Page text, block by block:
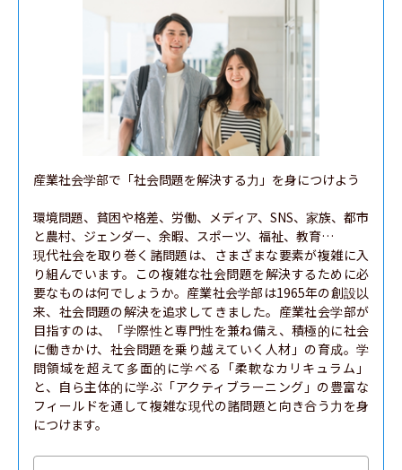
産業社会学部で「社会問題を解決する力」を身につけよう
環境問題、貧困や格差、労働、メディア、SNS、家族、都市
と農村、ジェンダー、余暇、スポーツ、福祉、教育…
現代社会を取り巻く諸問題は、さまざまな要素が複雑に入
り組んでいます。この複雑な社会問題を解決するために必
要なものは何でしょうか。産業社会学部は1965年の創設以
来、社会問題の解決を追求してきました。産業社会学部が
目指すのは、「学際性と専門性を兼ね備え、積極的に社会
に働きかけ、社会問題を乗り越えていく人材」の育成。学
問領域を超えて多面的に学べる「柔軟なカリキュラム」
と、自ら主体的に学ぶ「アクティブラーニング」の豊富な
フィールドを通して複雑な現代の諸問題と向き合う力を身
につけます。